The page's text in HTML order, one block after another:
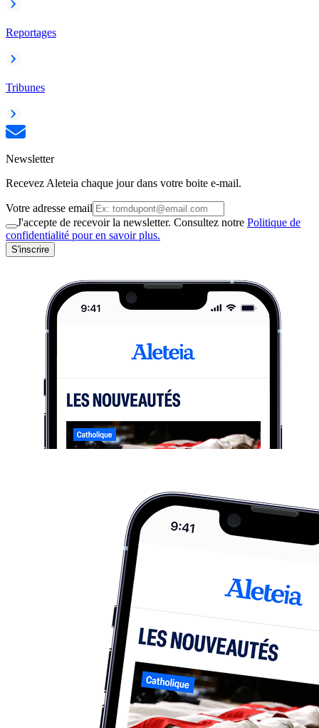
Reportages
Tribunes
Newsletter
Recevez Aleteia chaque jour dans votre boite e-mail.
Votre adresse email
J'accepte de recevoir la newsletter. Consultez notre Politique de
confidentialité pour en savoir plus.
S'inscrire